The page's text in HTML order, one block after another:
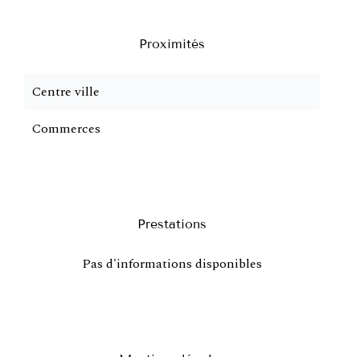
Proximités
Centre ville
Commerces
Prestations
Pas d'informations disponibles